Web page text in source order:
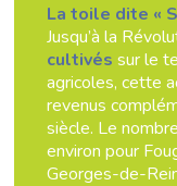
La toile dite «
Jusqu’à la
cultivés sur le
agricoles, cette
revenus
siècle. Le
environ pour
Georges-de-